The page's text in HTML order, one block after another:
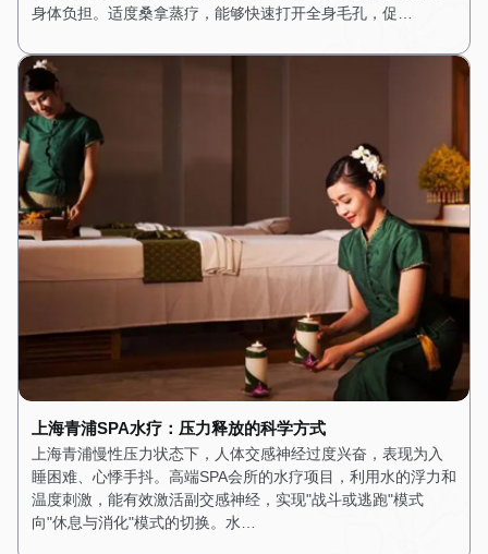
身体负担。适度桑拿蒸疗，能够快速打开全身毛孔，促…
上海青浦SPA水疗：压力释放的科学方式
上海青浦慢性压力状态下，人体交感神经过度兴奋，表现为入
睡困难、心悸手抖。高端SPA会所的水疗项目，利用水的浮力和
温度刺激，能有效激活副交感神经，实现"战斗或逃跑"模式
向"休息与消化"模式的切换。水…